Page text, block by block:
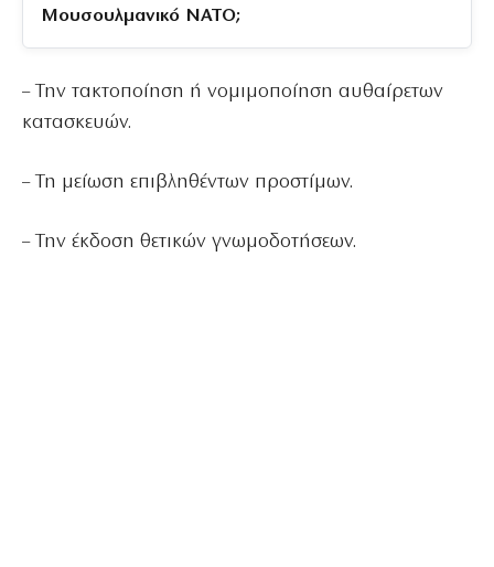
Μουσουλμανικό ΝΑΤΟ;
– Την τακτοποίηση ή νομιμοποίηση αυθαίρετων
κατασκευών.
– Τη μείωση επιβληθέντων προστίμων.
– Την έκδοση θετικών γνωμοδοτήσεων.